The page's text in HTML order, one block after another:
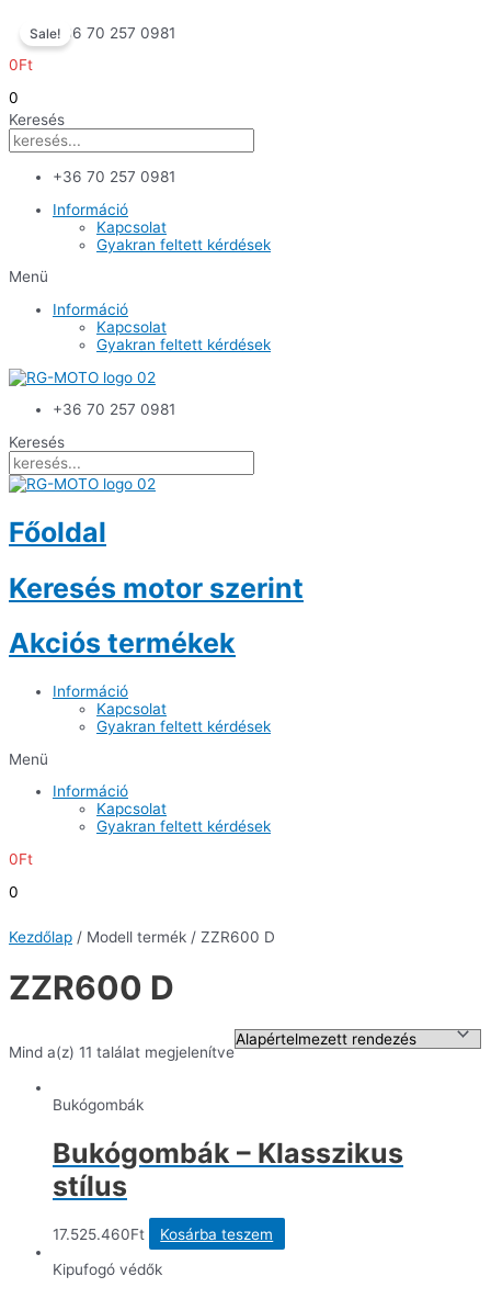
content
+36 70 257 0981
0Ft
0
Keresés
+36 70 257 0981
Információ
Kapcsolat
Gyakran feltett kérdések
Menü
Információ
Kapcsolat
Gyakran feltett kérdések
+36 70 257 0981
Keresés
Főoldal
Keresés motor szerint
Akciós termékek
Információ
Kapcsolat
Gyakran feltett kérdések
Menü
Információ
Kapcsolat
Gyakran feltett kérdések
0Ft
0
Kezdőlap / Modell termék / ZZR600 D
ZZR600 D
Mind a(z) 11 találat megjelenítve
Bukógombák
Bukógombák – Klasszikus
stílus
17.525.460Ft
Kosárba teszem
Kipufogó védők
Sale!